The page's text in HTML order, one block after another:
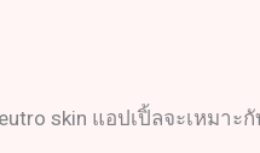
skin แอปเปิ้ลจะเหมาะ